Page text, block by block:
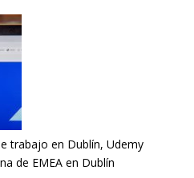
trabajo en Dublín, Udemy
de EMEA en Dublín